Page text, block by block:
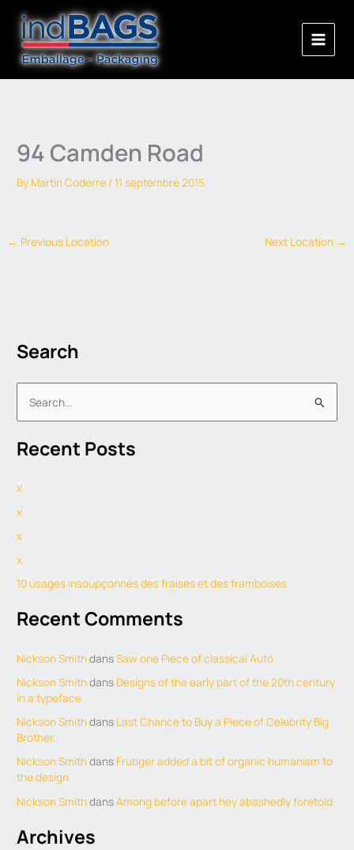
content
94 Camden Road
By Martin Coderre /11 septembre 2015
← Previous Location Next Location →
Search
e
a
c
h
f
o
Recent Posts
x
x
x
x
10 usages insoupçonnés des fraises et des framboises
Recent Comments
Nickson SmithdansSaw one Piece of classical Auto
Nickson Smithdans Designs of the early part of the 20th century
in a typeface
Nickson Smithdans Last Chance to Buy a Piece of Celebrity Big
Brother.
Nickson Smithdans Frutiger added a bit of organic humanism to
the design
Nickson SmithdansAmong before apart hey abashedly foretold
Archives